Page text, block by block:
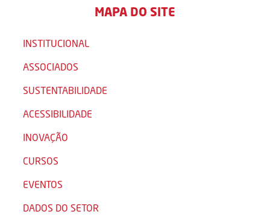
MAPA DO SITE
INSTITUCIONAL
ASSOCIADOS
SUSTENTABILIDADE
ACESSIBILIDADE
INOVAÇÃO
CURSOS
EVENTOS
DADOS DO SETOR